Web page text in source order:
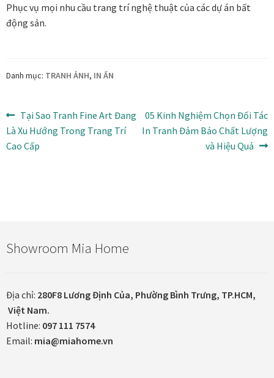
Đóng khung tranh thêu
Giới Thiệu Mia Home
In tranh treo tường theo yêu cầu
in tranh mica
Khung ảnh
Phục vụ mọi nhu cầu trang trí nghệ thuật của các dự án bất
động sản.
Danh mục: TRANH ẢNH, IN ẤN
Điều
hướng
Bài
trước:
Tại Sao Tranh Fine Art Đang
Là Xu Hướng Trong Trang Trí
Cao Cấp
Bài
tiếp
05 Kinh Nghiệm Chọn Đối Tác
In Tranh Đảm Bảo Chất Lượng
và Hiệu Quả
Showroom Mia Home
Địa chỉ: 280F8 Lương Định Của, Phường Bình Trưng, TP.HCM,
Việt Nam.
Hotline: 097 111 7574
Email: mia@miahome.vn